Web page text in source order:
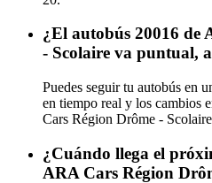
¿El autobús 20016 de
- Scolaire va puntual,
Puedes seguir tu autobús en
en tiempo real y los cambios
Cars Région Drôme - Scolaire
¿Cuándo llega el
ARA Cars Région